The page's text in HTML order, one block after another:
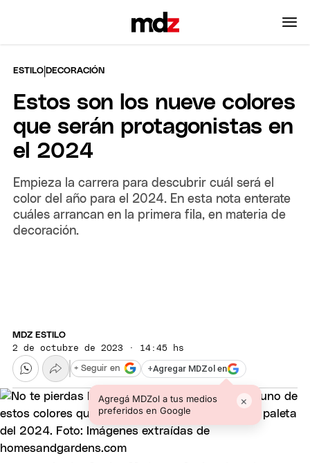
ESTILO |DECORACIÓN
Estos son los nueve colores
que serán protagonistas en
el 2024
Empieza la carrera para descubrir cuál será el
color del año para el 2024. En esta nota enterate
cuáles arrancan en la primera fila, en materia de
decoración.
MDZ ESTILO
2 de octubre de 2023 · 14:45 hs
+Agregar MDZol en
Agregá MDZol a tus medios
preferidos en Google
×
+ Seguir en